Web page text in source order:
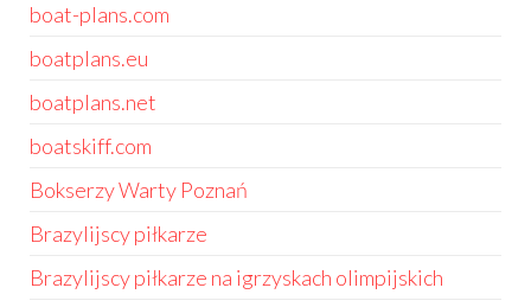
boat-plans.com
boatplans.eu
boatplans.net
boatskiff.com
Bokserzy Warty Poznań
Brazylijscy piłkarze
Brazylijscy piłkarze na igrzyskach olimpijskich